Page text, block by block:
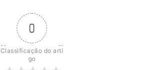
0
Classificação do arti
go